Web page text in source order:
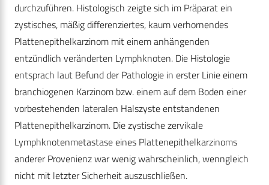
durchzuführen. Histologisch zeigte sich im Präparat ein
zystisches, mäßig differenziertes, kaum verhornendes
Plattenepithelkarzinom mit einem anhängenden
entzündlich veränderten Lymphknoten. Die Histologie
entsprach laut Befund der Pathologie in erster Linie einem
branchiogenen Karzinom bzw. einem auf dem Boden einer
vorbestehenden lateralen Halszyste entstandenen
Plattenepithelkarzinom. Die zystische zervikale
Lymphknotenmetastase eines Plattenepithelkarzinoms
anderer Provenienz war wenig wahrscheinlich, wenngleich
nicht mit letzter Sicherheit auszuschließen.